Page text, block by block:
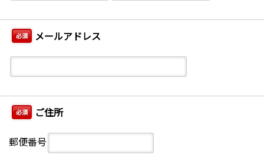
必須 メールアドレス
必須 ご住所
郵便番号